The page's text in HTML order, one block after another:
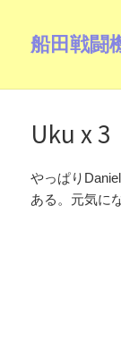
船田戦闘
Uku x 3
やっぱり
ある。元気に